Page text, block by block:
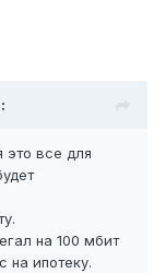
это все для
на 100 мбит
на ипотеку.